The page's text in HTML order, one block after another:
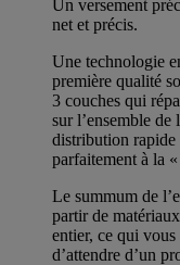
Un versement
net et précis.
Une technologie
première qualité
3 couches qui
sur l’ensemble de
distribution rapide
parfaitement à la
Le summum de
partir de
entier, ce qui
d’attendre d’un